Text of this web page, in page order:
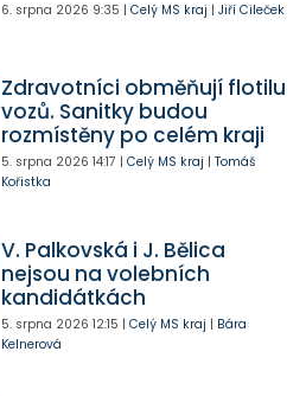
6. srpna 2026 9:35 | Celý MS kraj | Jiří Cileček
Zdravotníci obměňují flotilu
vozů. Sanitky budou
rozmístěny po celém kraji
5. srpna 2026 14:17 | Celý MS kraj | Tomáš
Kořistka
V. Palkovská i J. Bělica
nejsou na volebních
kandidátkách
5. srpna 2026 12:15 | Celý MS kraj | Bára
Kelnerová